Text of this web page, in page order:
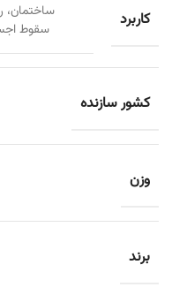
کاربرد
ساختمان،
سقوط
کشور سازنده
وزن
برند